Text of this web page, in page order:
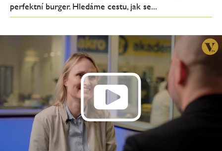
perfektní burger. Hledáme cestu, jak se...